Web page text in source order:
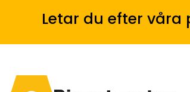
Letar du efter